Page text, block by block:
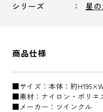
シリーズ
星
商品仕様
■サイズ：本体：約
■素材：ナイロン・ポリエ
■メーカー：ツインクル